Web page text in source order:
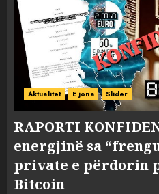
Aktualitet E jona Slider
RAPORTI
energjinë sa
private e përdorin
Bitcoin